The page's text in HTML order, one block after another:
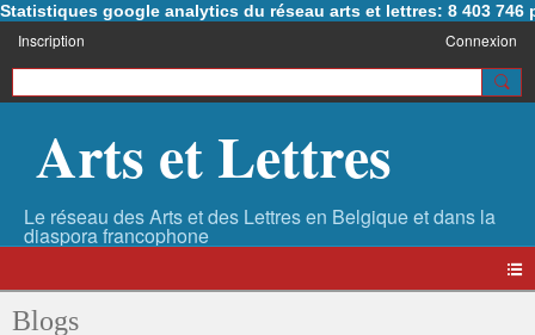
Statistiques google analytics du réseau arts et lettres: 8 403 746
Inscription Connexion
Arts et Lettres
Blogs